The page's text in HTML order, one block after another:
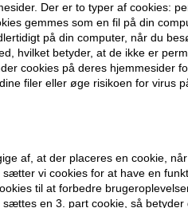
Der er to typer af cookies:
gemmes som en fil på din
på din computer, når du
hvilket betyder, at de ikke er
cookies på deres hjemmesider
filer eller øge risikoen for virus
af, at der placeres en cookie,
vi cookies for at have en
til at forbedre
en 3. part cookie, så betyder